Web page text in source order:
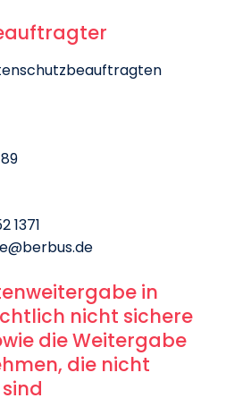
1371
in
nicht sichere
die Weitergabe
die nicht